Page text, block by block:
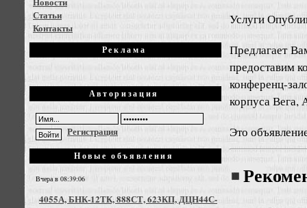
Статьи
Контакты
Реклама
Авторизация
Регистрация
Новые объявления
Вчера в 08:39:06
4055А, БНК-12ТК, 888СТ, 623КП, ДЦН44С-
Услуги
Предлагает
предоставим
конференц-
корпуса Вега,
Это